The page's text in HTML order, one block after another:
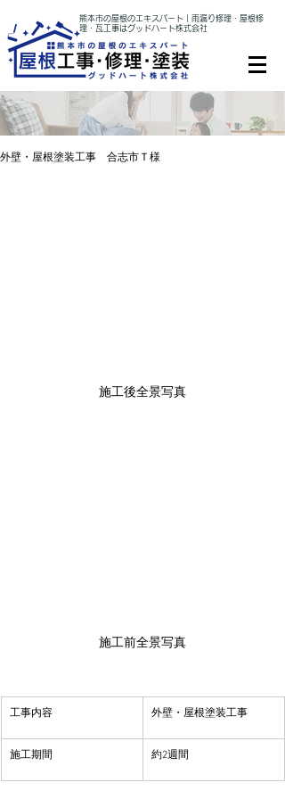
熊本市の屋根のエキスパート｜雨漏り修理・屋根修
理・瓦工事はグッドハート株式会社
外壁・屋根塗装工事 合志市Ｔ様
施工後全景写真
施工前全景写真
​工事内容 ​外壁・屋根塗装工事
​施工期間 約2週間